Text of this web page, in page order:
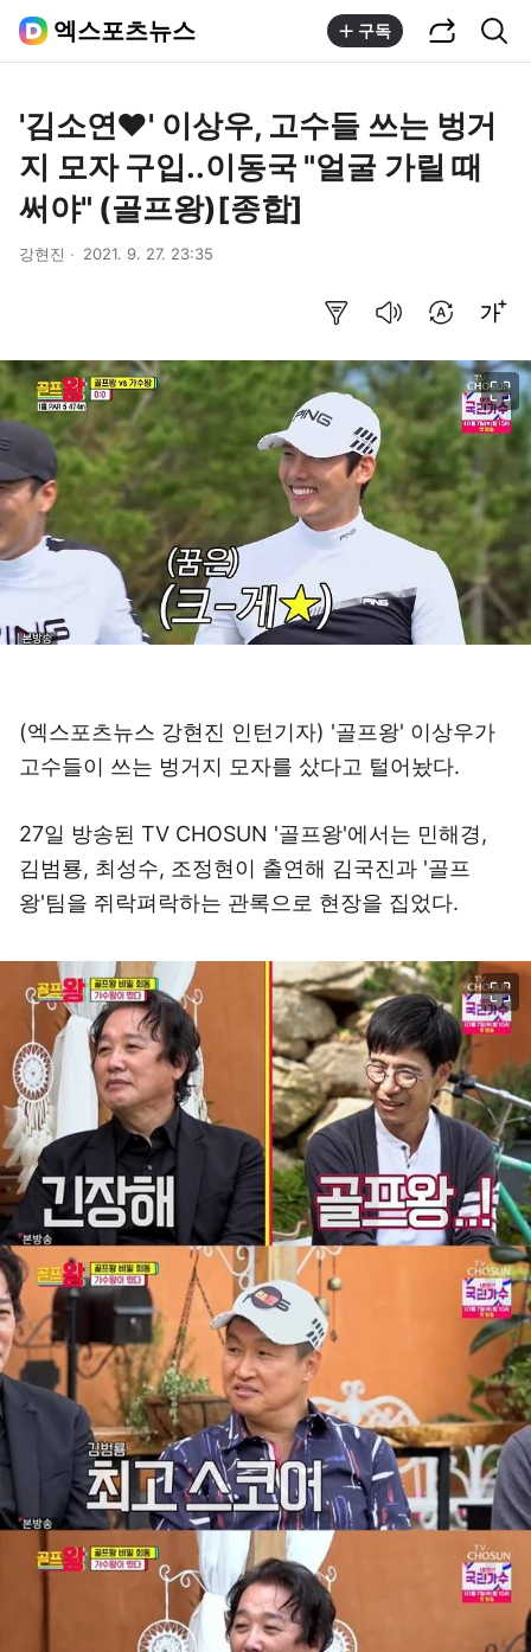
엑스포츠뉴스 구독
'김소연♥' 이상우, 고수들 쓰는 벙거
지 모자 구입..이동국 "얼굴 가릴 때
써야" (골프왕)[종합]
강현진 2021. 9. 27. 23:35
(엑스포츠뉴스 강현진 인턴기자) '골프왕' 이상우가
고수들이 쓰는 벙거지 모자를 샀다고 털어놨다.
27일 방송된 TV CHOSUN '골프왕'에서는 민해경,
김범룡, 최성수, 조정현이 출연해 김국진과 '골프
왕'팀을 쥐락펴락하는 관록으로 현장을 집었다.